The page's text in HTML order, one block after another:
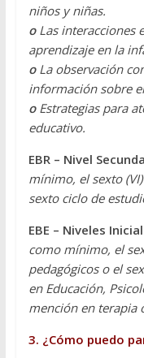
niños y niñas.
oLas interacciones
aprendizaje en la
oLa observación
información sobre
oEstrategias para
educativo.
EBR – Nivel
mínimo, el sexto
sexto ciclo de
EBE – Niveles
como mínimo, el
pedagógicos o el
en Educación,
mención en terapia
3. ¿Cómo puedo